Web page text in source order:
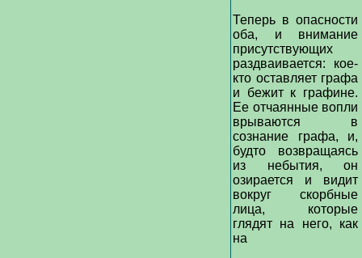
Теперь в опасности
оба, и внимание
присутствующих
раздваивается: кое-
кто оставляет графа
и бежит к графине.
Ее отчаянные вопли
врываются в
сознание графа, и,
будто возвращаясь
из небытия, он
озирается и видит
вокруг скорбные
лица, которые
глядят на него, как
на